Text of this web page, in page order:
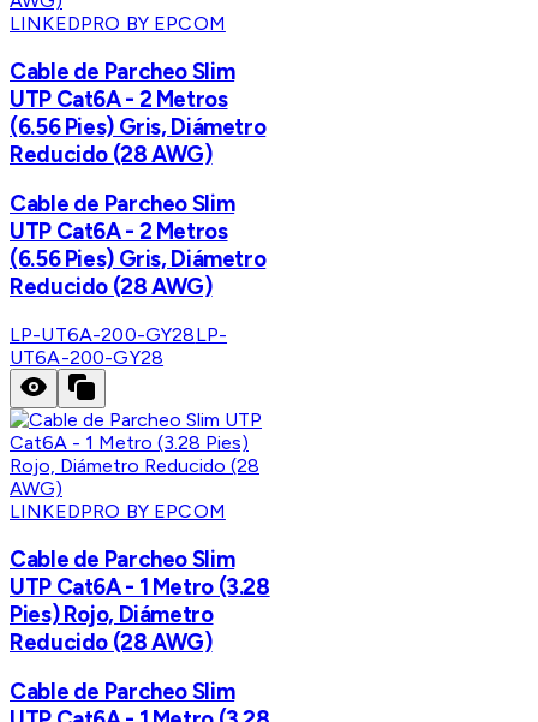
LINKEDPRO BY EPCOM
Cable de Parcheo Slim
UTP Cat6A - 2 Metros
(6.56 Pies) Gris, Diámetro
Reducido (28 AWG)
Cable de Parcheo Slim
UTP Cat6A - 2 Metros
(6.56 Pies) Gris, Diámetro
Reducido (28 AWG)
LP-UT6A-200-GY28LP-
UT6A-200-GY28
LINKEDPRO BY EPCOM
Cable de Parcheo Slim
UTP Cat6A - 1 Metro (3.28
Pies) Rojo, Diámetro
Reducido (28 AWG)
Cable de Parcheo Slim